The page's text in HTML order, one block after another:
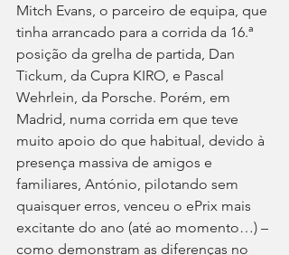
Mitch Evans, o parceiro de equipa, que
tinha arrancado para a corrida da 16.ª
posição da grelha de partida, Dan
Tickum, da Cupra KIRO, e Pascal
Wehrlein, da Porsche. Porém, em
Madrid, numa corrida em que teve
muito apoio do que habitual, devido à
presença massiva de amigos e
familiares, António, pilotando sem
quaisquer erros, venceu o ePrix mais
excitante do ano (até ao momento…) –
como demonstram as diferenças no